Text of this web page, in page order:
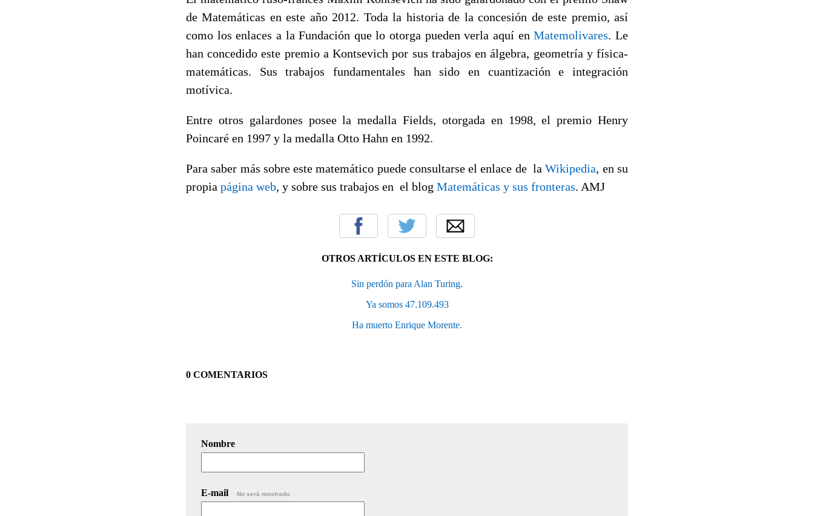
de Matemáticas en este año 2012. Toda la historia de la concesión de este premio, así
como los enlaces a la Fundación que lo otorga pueden verla aquí enMatemolivares. Le
han concedido este premio a Kontsevich por sus trabajos en álgebra, geometría y física-
matemáticas. Sus trabajos fundamentales han sido en cuantización e integración
motívica.
Entre otros galardones posee la medalla Fields, otorgada en 1998, el premio Henry
Poincaré en 1997 y la medalla Otto Hahn en 1992.
Para saber más sobre este matemático puede consultarse el enlace de laWikipedia, en su
propia página web, y sobre sus trabajos en el blog Matemáticas y sus fronteras. AMJ
OTROS ARTÍCULOS EN ESTE BLOG:
Sin perdón para Alan Turing.
Ya somos 47.109.493
Ha muerto Enrique Morente.
0 COMENTARIOS
Nombre
E-mail No será mostrado.